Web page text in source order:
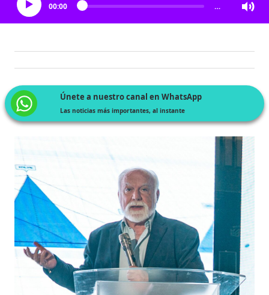
00:00 …
Únete a nuestro canal en WhatsApp
Las noticias más importantes, al instante